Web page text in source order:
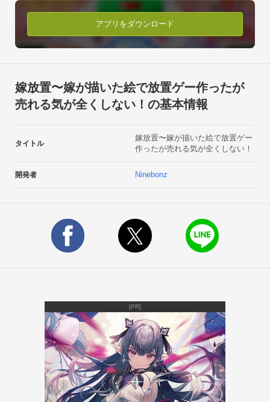
アプリをダウンロード
嫁放置〜嫁が描いた絵で放置ゲー作ったが
売れる気が全くしない！の基本情報
タイトル
嫁放置〜嫁が描いた絵で放置ゲー
作ったが売れる気が全くしない！
開発者 Ninebonz
[PR]